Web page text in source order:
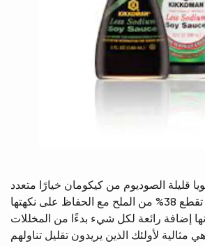
قليلة الصوديوم من كيكومان خيارًا متعدد
الاستخدامات، حيث تقطع 38% من الملح مع الحفاظ على نكهتها
إنها إضافة رائعة لكل شيء بدءًا من المخللات
لأولئك الذين يريدون تقليل تناولهم